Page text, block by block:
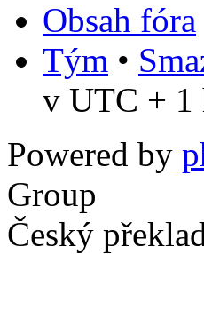
Obsah fóra
Tým •
v UTC + 1
Powered by
Group
Český